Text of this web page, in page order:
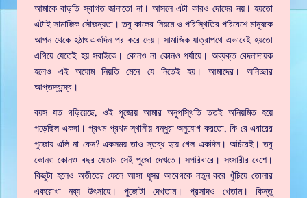
আমাকে বাড়তি স্বাগত জানাতো না। আসলে এটা কারও দোষের নয়। হয়তো
এটাই সামাজিক সৌজন্যতা। তবু কালের নিয়মে ও পরিস্থিতির পরিবেশে মানুষকে
আপন থেকে হঠাৎ একদিন পর করে দেয়। সামাজিক যাত্রাপথে এভাবেই হয়তো
এগিয়ে যেতেই হয় সবাইকে। কোনও না কোনও পর্যায়ে। অব্যক্ত বেদনাদায়ক
হলেও এই অঘোম নিয়তি মেনে যে নিতেই হয়। আমাদের। অনিচ্ছার
আপ্তদ্বন্দ্বে।
বয়স যত গড়িয়েছে, ওই পুজোয় আমার অনুপস্থিতি ততই অনিয়মিত হয়ে
পড়েছিল একদা। প্রথম প্রথম স্থানীয় বন্ধুরা অনুযোগ করতো, কি রে এবারের
পুজোয় এলি না কেন? একসময় তাও স্তব্ধ হয়ে গেল একদিন। অচিরেই। তবু
কোনও কোনও বছর যেতাম সেই পুজো দেখতে। সপরিবারে। সংসারীর বেশে।
কিছুটা হলেও অতীতের ফেলে আসা ধূসর আবেগকে নতুন করে খুঁচিয়ে তোলার
একরোখা নব্য উৎসাহে। পুজোটা দেখতাম। প্রসাদও খেতাম। কিন্তু